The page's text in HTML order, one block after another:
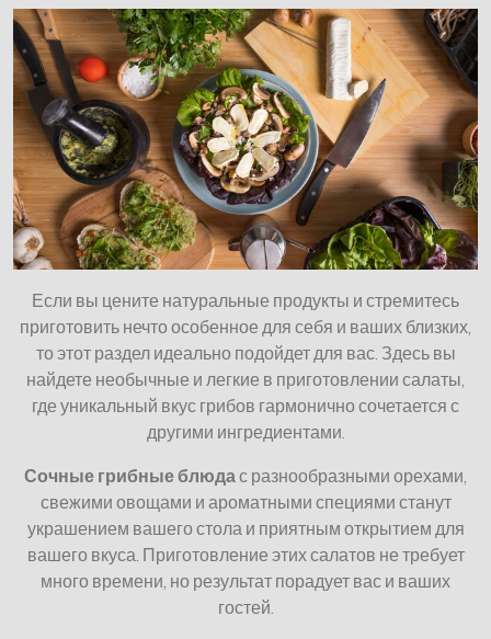
Если вы цените натуральные продукты и стремитесь
приготовить нечто особенное для себя и ваших близких,
то этот раздел идеально подойдет для вас. Здесь вы
найдете необычные и легкие в приготовлении салаты,
где уникальный вкус грибов гармонично сочетается с
другими ингредиентами.
Сочные грибные блюдас разнообразными орехами,
свежими овощами и ароматными специями станут
украшением вашего стола и приятным открытием для
вашего вкуса. Приготовление этих салатов не требует
много времени, но результат порадует вас и ваших
гостей.